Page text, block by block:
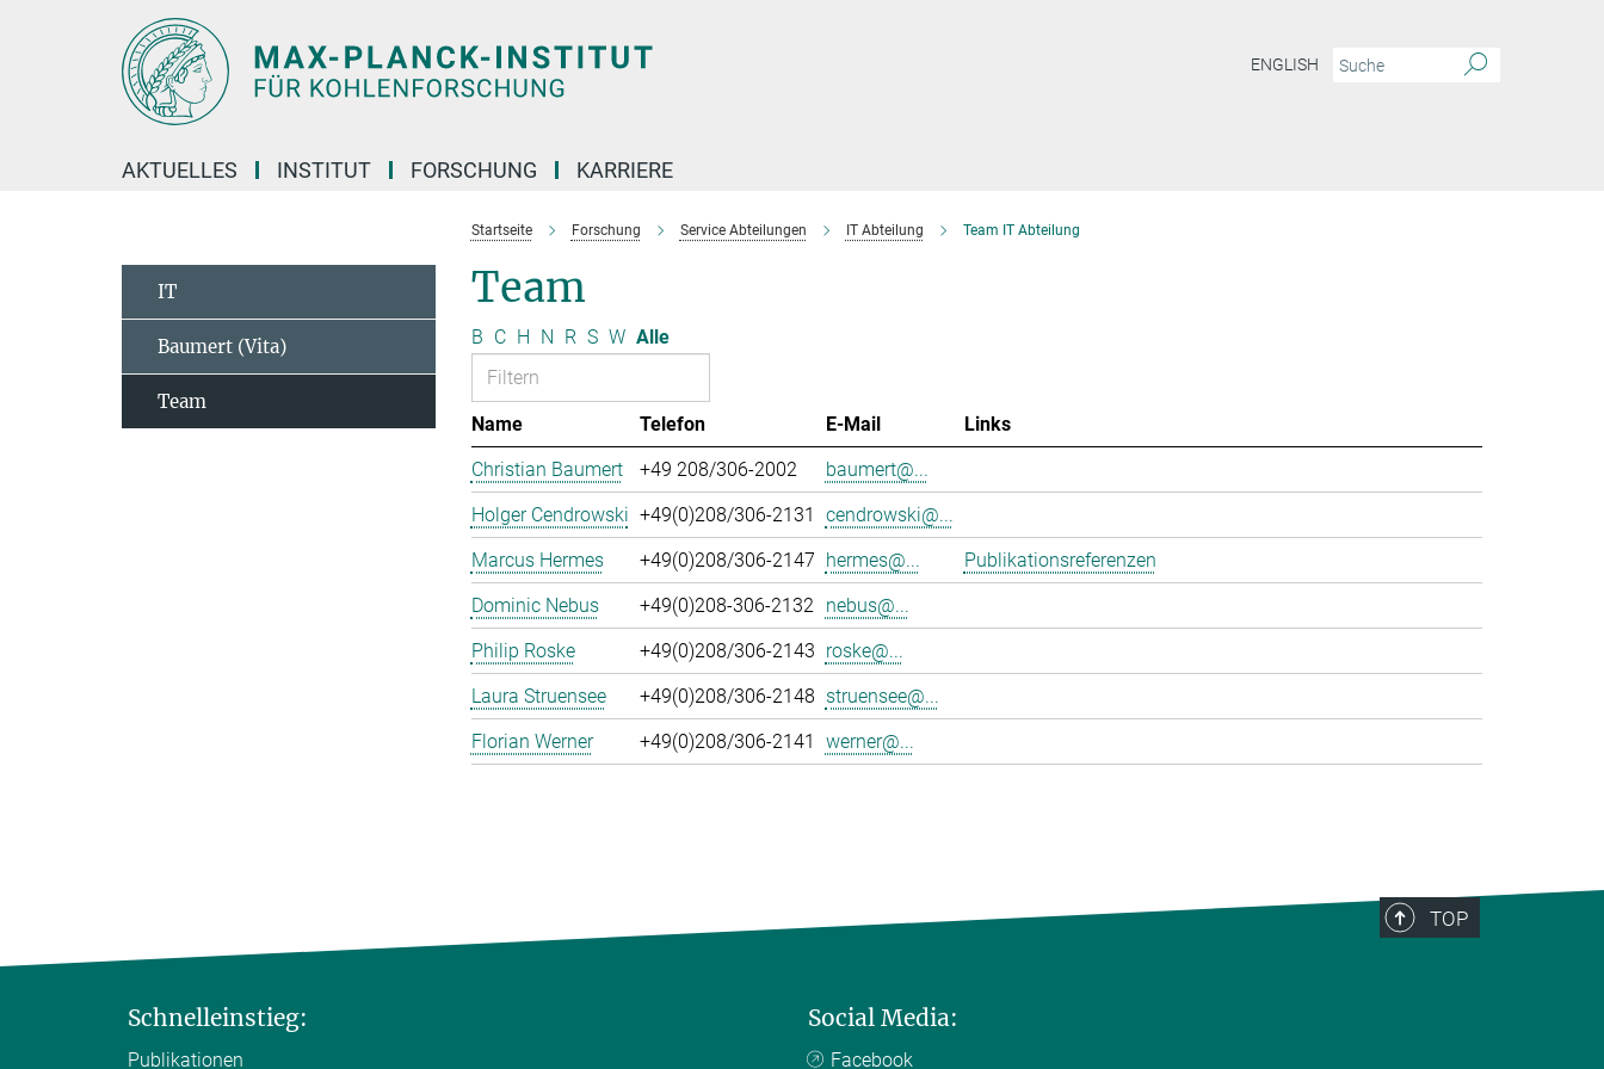
ENGLISH
AKTUELLES INSTITUT FORSCHUNG KARRIERE
Startseite Forschung Service Abteilungen IT Abteilung Team IT Abteilung
Team
B C H N R S W Alle
Name Telefon E-Mail
Links
Christian Baumert
+49 208/306-2002
baumert@...
Holger Cendrowski +49(0)208/306-2131
cendrowski@...
Marcus Hermes
+49(0)208/306-2147 hermes@...
Publikationsreferenzen
Dominic Nebus
+49(0)208-306-2132
nebus@...
Philip Roske
+49(0)208/306-2143 roske@...
Laura Struensee
+49(0)208/306-2148 struensee@...
Florian Werner
+49(0)208/306-2141 werner@...
IT
Baumert (Vita)
Team
TOP
Schnelleinstieg:
Publikationen
Social Media:
Facebook